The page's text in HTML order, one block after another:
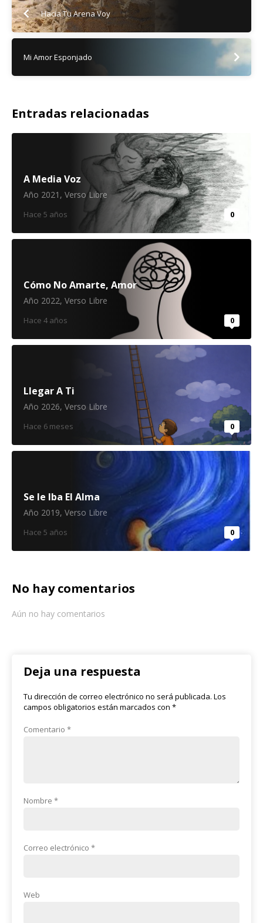
Hacia Tu Arena Voy
Mi Amor Esponjado
Entradas relacionadas
A Media Voz
Año 2021 , Verso Libre
Hace 5 años 0
Cómo No Amarte, Amor
Año 2022, Verso Libre
Hace 4 años 0
Llegar A Ti
Año 2026, Verso Libre
Hace 6 meses 0
Se le Iba El Alma
Año 2019, Verso Libre
Hace 5 años 0
No hay comentarios
Aún no hay comentarios
Deja una respuesta
Tu dirección de correo electrónico no será publicada. Los
campos obligatorios están marcados con *
Comentario *
Nombre *
Correo electrónico *
Web